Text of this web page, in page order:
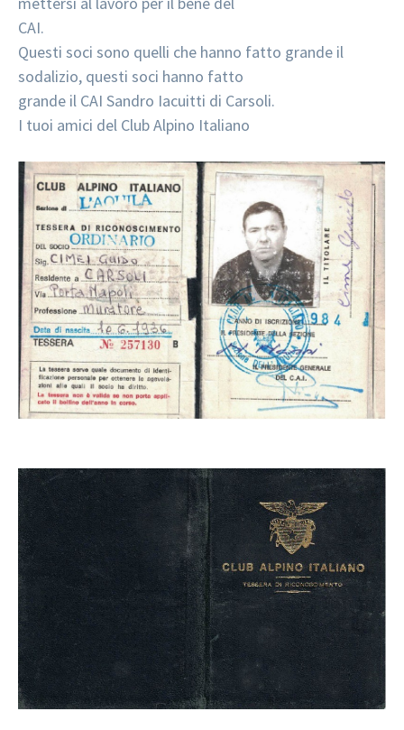
CAI.
Questi soci sono quelli che hanno fatto grande il
sodalizio, questi soci hanno fatto
grande il CAI Sandro Iacuitti di Carsoli.
I tuoi amici del Club Alpino Italiano